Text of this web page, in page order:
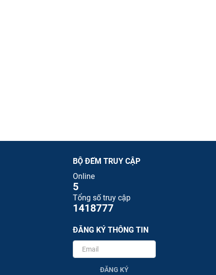
BỘ ĐẾM TRUY CẬP
Online
5
Tổng số truy cập
1418777
ĐĂNG KÝ THÔNG TIN
ĐĂNG KÝ